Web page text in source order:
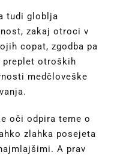
tudi globlja
zakaj otroci v
copat, zgodba pa
otroških
medčloveške
oči odpira teme o
zlahka posejeta
A prav